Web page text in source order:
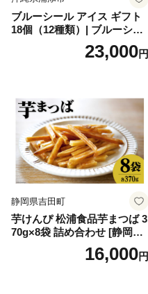
ブルーシール アイス ギフト
18個（12種類）| ブルーシー
ルアイス ブルーシールアイ
スクリーム 着日指定可能 送
誕生日 カップ 詰め合わせ バ
ラエティ | バニラ チョコレー
ト ストロベリー ピスタチオ
バニラ＆クッキー ウベ 沖縄
紅イモ 塩ちんすこう 沖縄シ
ークヮーサー 沖縄黒糖 琉球
ロイヤルミルクティ 沖縄パ
イン
23,000円
静岡県吉田町
芋けんぴ 松浦食品芋まつば 3
70g×8袋 詰め合わせ [静岡伊
勢丹(松浦食品) 静岡県 吉田町
22424274] 芋ケンピ セット
16,000円